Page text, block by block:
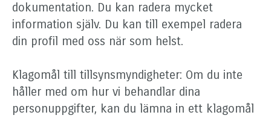
dokumentation. Du kan radera mycket
information själv. Du kan till exempel radera
din profil med oss ​​när som helst.
Klagomål till tillsynsmyndigheter: Om du inte
håller med om hur vi behandlar dina
personuppgifter, kan du lämna in ett klagomål